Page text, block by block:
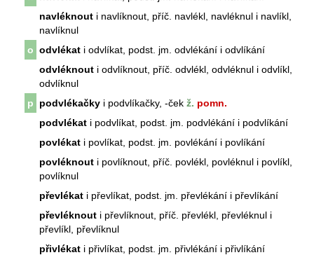
navléknout i navlíknout, příč. navlékl, navléknul i navlíkl,
navlíknul
o odvlékat i odvlíkat, podst. jm. odvlékání i odvlíkání
odvléknout i odvlíknout, příč. odvlékl, odvléknul i odvlíkl,
odvlíknul
p
podvlékačky i podvlíkačky, -ček ž. pomn.
podvlékat i podvlíkat, podst. jm. podvlékání i podvlíkání
povlékat i povlíkat, podst. jm. povlékání i povlíkání
povléknout i povlíknout, příč. povlékl, povléknul i povlíkl,
povlíknul
převlékat i převlíkat, podst. jm. převlékání i převlíkání
převléknout i převlíknout, příč. převlékl, převléknul i
převlíkl, převlíknul
přivlékat i přivlíkat, podst. jm. přivlékání i přivlíkání